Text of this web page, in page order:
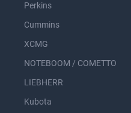
Perkins
Cummins
XCMG
NOTEBOOM / COMETTO
LIEBHERR
Kubota